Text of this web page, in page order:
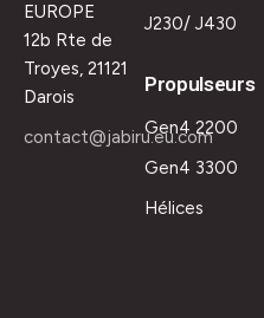
EUROPE
12b Rte de
Troyes, 21121
Darois
contact@jabiru.eu.com
J230/ J430
Propulseurs
Gen4 2200
Gen4 3300
Hélices